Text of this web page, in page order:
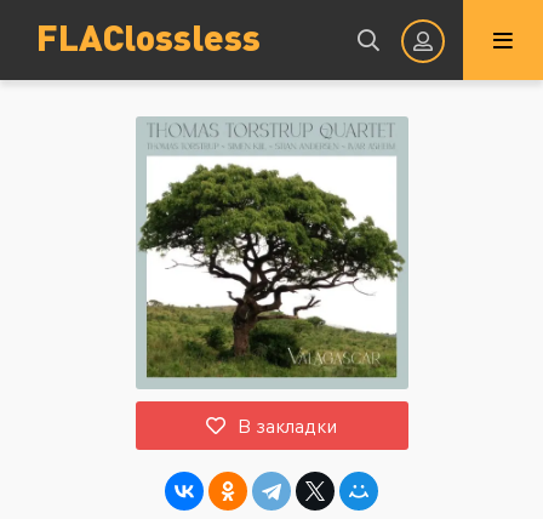
FLAClossless
Авторизация
Запомнить
ВОЙТИ НА САЙТ
Восстановить пароль
Или войти через
В закладки